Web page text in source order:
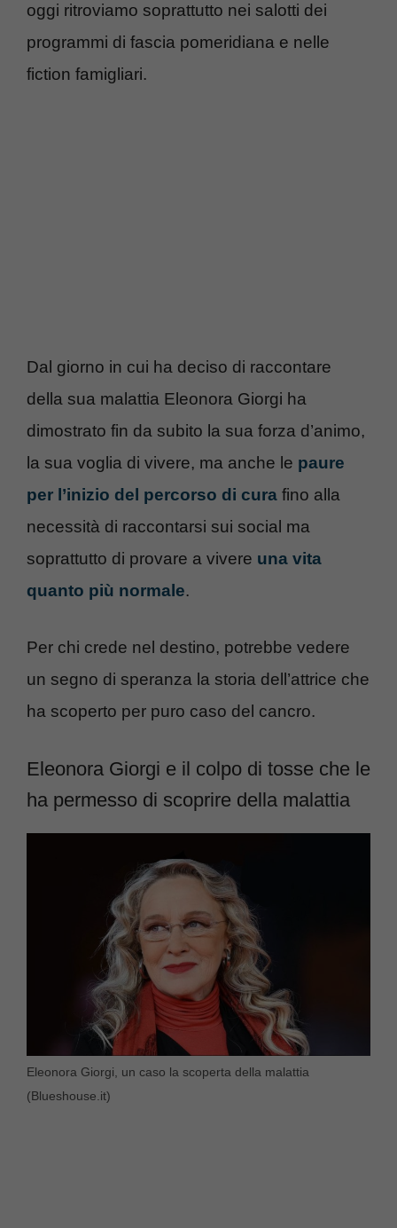
oggi ritroviamo soprattutto nei salotti dei
programmi di fascia pomeridiana e nelle
fiction famigliari.
Dal giorno in cui ha deciso di raccontare
della sua malattia Eleonora Giorgi ha
dimostrato fin da subito la sua forza d’animo,
la sua voglia di vivere, ma anche le paure
per l’inizio del percorso di cura fino alla
necessità di raccontarsi sui social ma
soprattutto di provare a vivere una vita
quanto più normale.
Per chi crede nel destino, potrebbe vedere
un segno di speranza la storia dell’attrice che
ha scoperto per puro caso del cancro.
Eleonora Giorgi e il colpo di tosse che le
ha permesso di scoprire della malattia
Eleonora Giorgi, un caso la scoperta della malattia
(Blueshouse.it)